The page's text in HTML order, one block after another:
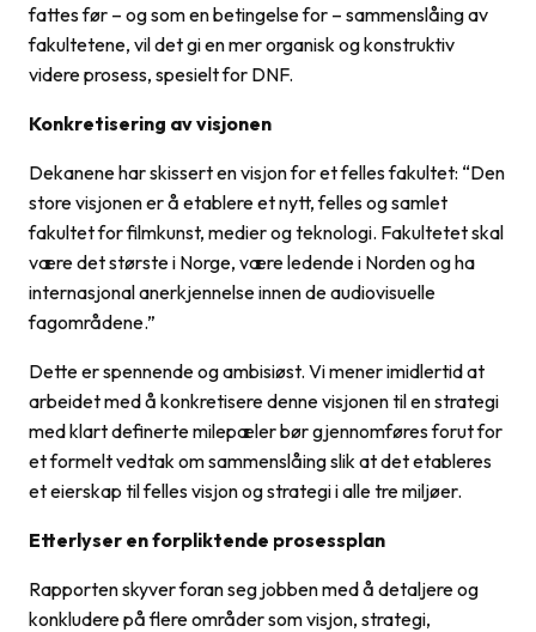
fattes før – og som en betingelse for – sammenslåing av
fakultetene, vil det gi en mer organisk og konstruktiv
videre prosess, spesielt for DNF.
Konkretisering av visjonen
Dekanene har skissert en visjon for et felles fakultet: “Den
store visjonen er å etablere et nytt, felles og samlet
fakultet for filmkunst, medier og teknologi. Fakultetet skal
være det største i Norge, være ledende i Norden og ha
internasjonal anerkjennelse innen de audiovisuelle
fagområdene.”
Dette er spennende og ambisiøst. Vi mener imidlertid at
arbeidet med å konkretisere denne visjonen til en strategi
med klart definerte milepæler bør gjennomføres forut for
et formelt vedtak om sammenslåing slik at det etableres
et eierskap til felles visjon og strategi i alle tre miljøer.
Etterlyser en forpliktende prosessplan
Rapporten skyver foran seg jobben med å detaljere og
konkludere på flere områder som visjon, strategi,